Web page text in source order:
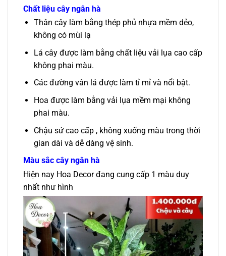
Chất liệu cây ngân hà
Thân cây làm bằng thép phủ nhựa mềm dẻo,
không có mùi lạ
Lá cây được làm bằng chất liệu vải lụa cao cấp
không phai màu.
Các đường vân lá được làm tỉ mỉ và nổi bật.
Hoa được làm bằng vải lụa mềm mại không
phai màu.
Chậu sứ cao cấp , không xuống màu trong thời
gian dài và dễ dàng vệ sinh.
Màu sắc cây ngân hà
Hiện nay Hoa Decor đang cung cấp 1 màu duy
nhất như hình